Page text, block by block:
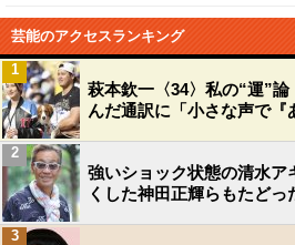
芸能のアクセスランキング
萩本欽一〈34〉私の“運”
んだ通訳に「小さな声で『
1
強いショック状態の清水
くした神田正輝らもたどっ
2
3